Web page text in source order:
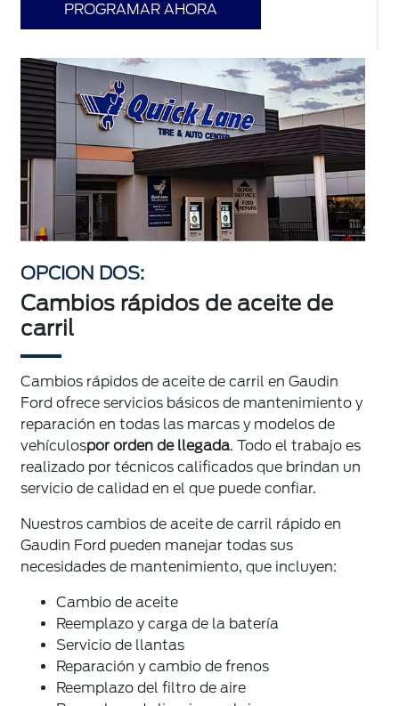
PROGRAMAR AHORA
OPCION DOS:
Cambios rápidos de aceite de
carril
Cambios rápidos de aceite de carril en Gaudin
Ford ofrece servicios básicos de mantenimiento y
reparación en todas las marcas y modelos de
vehículospor orden de llegada. Todo el trabajo es
realizado por técnicos calificados que brindan un
servicio de calidad en el que puede confiar.
Nuestros cambios de aceite de carril rápido en
Gaudin Ford pueden manejar todas sus
necesidades de mantenimiento, que incluyen:
Cambio de aceite
Reemplazo y carga de la batería
Servicio de llantas
Reparación y cambio de frenos
Reemplazo del filtro de aire